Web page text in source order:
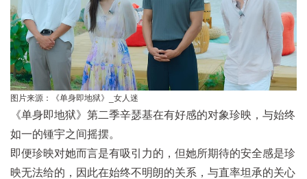
图片来源：《单身即地狱》_女人迷
《单身即地狱》第二季辛瑟基在有好感的对象珍映，与始终
如一的锺宇之间摇摆。
即便珍映对她而言是有吸引力的，但她所期待的安全感是珍
映无法给的，因此在始终不明朗的关系，与直率坦承的关心